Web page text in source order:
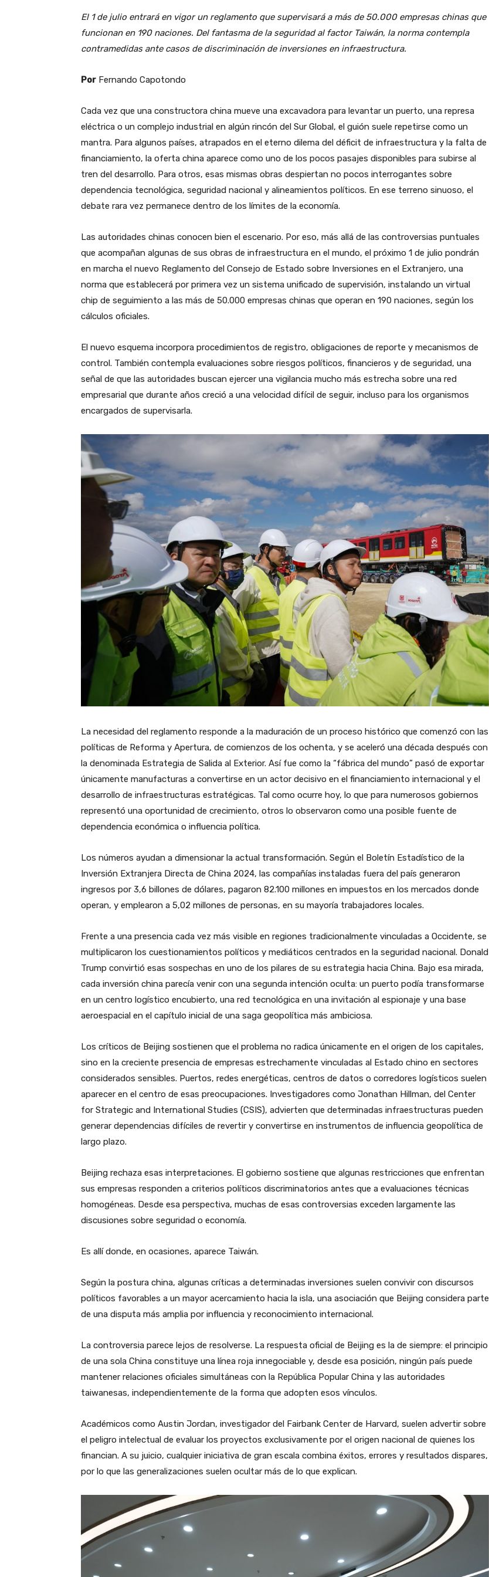
El 1 de julio entrará en vigor un reglamento que supervisará a más de 50.000 empresas chinas que
funcionan en 190 naciones. Del fantasma de la seguridad al factor Taiwán, la norma contempla
contramedidas ante casos de discriminación de inversiones en infraestructura.
Por Fernando Capotondo
Cada vez que una constructora china mueve una excavadora para levantar un puerto, una represa
eléctrica o un complejo industrial en algún rincón del Sur Global, el guión suele repetirse como un
mantra. Para algunos países, atrapados en el eterno dilema del déficit de infraestructura y la falta de
financiamiento, la oferta china aparece como uno de los pocos pasajes disponibles para subirse al
tren del desarrollo. Para otros, esas mismas obras despiertan no pocos interrogantes sobre
dependencia tecnológica, seguridad nacional y alineamientos políticos. En ese terreno sinuoso, el
debate rara vez permanece dentro de los límites de la economía.
Las autoridades chinas conocen bien el escenario. Por eso, más allá de las controversias puntuales
que acompañan algunas de sus obras de infraestructura en el mundo, el próximo 1 de julio pondrán
en marcha el nuevo Reglamento del Consejo de Estado sobre Inversiones en el Extranjero, una
norma que establecerá por primera vez un sistema unificado de supervisión, instalando un virtual
chip de seguimiento a las más de 50.000 empresas chinas que operan en 190 naciones, según los
cálculos oficiales.
El nuevo esquema incorpora procedimientos de registro, obligaciones de reporte y mecanismos de
control. También contempla evaluaciones sobre riesgos políticos, financieros y de seguridad, una
señal de que las autoridades buscan ejercer una vigilancia mucho más estrecha sobre una red
empresarial que durante años creció a una velocidad difícil de seguir, incluso para los organismos
encargados de supervisarla.
La necesidad del reglamento responde a la maduración de un proceso histórico que comenzó con las
políticas de Reforma y Apertura, de comienzos de los ochenta, y se aceleró una década después con
la denominada Estrategia de Salida al Exterior. Así fue como la “fábrica del mundo” pasó de exportar
únicamente manufacturas a convertirse en un actor decisivo en el financiamiento internacional y el
desarrollo de infraestructuras estratégicas. Tal como ocurre hoy, lo que para numerosos gobiernos
representó una oportunidad de crecimiento, otros lo observaron como una posible fuente de
dependencia económica o influencia política.
Los números ayudan a dimensionar la actual transformación. Según el Boletín Estadístico de la
Inversión Extranjera Directa de China 2024, las compañías instaladas fuera del país generaron
ingresos por 3,6 billones de dólares, pagaron 82.100 millones en impuestos en los mercados donde
operan, y emplearon a 5,02 millones de personas, en su mayoría trabajadores locales.
Frente a una presencia cada vez más visible en regiones tradicionalmente vinculadas a Occidente, se
multiplicaron los cuestionamientos políticos y mediáticos centrados en la seguridad nacional. Donald
Trump convirtió esas sospechas en uno de los pilares de su estrategia hacia China. Bajo esa mirada,
cada inversión china parecía venir con una segunda intención oculta: un puerto podía transformarse
en un centro logístico encubierto, una red tecnológica en una invitación al espionaje y una base
aeroespacial en el capítulo inicial de una saga geopolítica más ambiciosa.
Los críticos de Beijing sostienen que el problema no radica únicamente en el origen de los capitales,
sino en la creciente presencia de empresas estrechamente vinculadas al Estado chino en sectores
considerados sensibles. Puertos, redes energéticas, centros de datos o corredores logísticos suelen
aparecer en el centro de esas preocupaciones. Investigadores como Jonathan Hillman, del Center
for Strategic and International Studies (CSIS), advierten que determinadas infraestructuras pueden
generar dependencias difíciles de revertir y convertirse en instrumentos de influencia geopolítica de
largo plazo.
Beijing rechaza esas interpretaciones. El gobierno sostiene que algunas restricciones que enfrentan
sus empresas responden a criterios políticos discriminatorios antes que a evaluaciones técnicas
homogéneas. Desde esa perspectiva, muchas de esas controversias exceden largamente las
discusiones sobre seguridad o economía.
Es allí donde, en ocasiones, aparece Taiwán.
Según la postura china, algunas críticas a determinadas inversiones suelen convivir con discursos
políticos favorables a un mayor acercamiento hacia la isla, una asociación que Beijing considera parte
de una disputa más amplia por influencia y reconocimiento internacional.
La controversia parece lejos de resolverse. La respuesta oficial de Beijing es la de siempre: el principio
de una sola China constituye una línea roja innegociable y, desde esa posición, ningún país puede
mantener relaciones oficiales simultáneas con la República Popular China y las autoridades
taiwanesas, independientemente de la forma que adopten esos vínculos.
Académicos como Austin Jordan, investigador del Fairbank Center de Harvard, suelen advertir sobre
el peligro intelectual de evaluar los proyectos exclusivamente por el origen nacional de quienes los
financian. A su juicio, cualquier iniciativa de gran escala combina éxitos, errores y resultados dispares,
por lo que las generalizaciones suelen ocultar más de lo que explican.